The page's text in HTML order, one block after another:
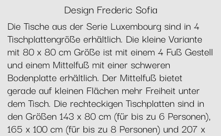
Design Frederic Sofia
Die Tische aus der Serie Luxembourg sind in 4
Tischplattengröße erhältlich. Die kleine Variante
mit 80 x 80 cm Größe ist mit einem 4 Fuß Gestell
und einem Mittelfuß mit einer schweren
Bodenplatte erhältlich. Der Mittelfuß bietet
gerade auf kleinen Flächen mehr Freiheit unter
dem Tisch. Die rechteckigen Tischplatten sind in
den Größen 143 x 80 cm (für bis zu 6 Personen),
165 x 100 cm (für bis zu 8 Personen) und 207 x